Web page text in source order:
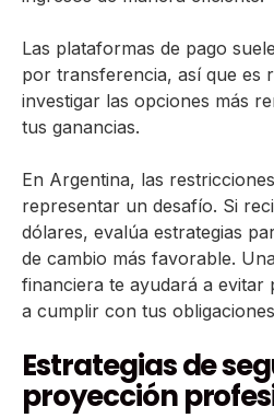
Las plataformas de pago
por transferencia, así que es
investigar las opciones más
tus ganancias.
En Argentina, las
representar un desafío. Si
dólares, evalúa estrategias
de cambio más favorable.
financiera te ayudará a evitar
a cumplir con tus
Estrategias de
proyección